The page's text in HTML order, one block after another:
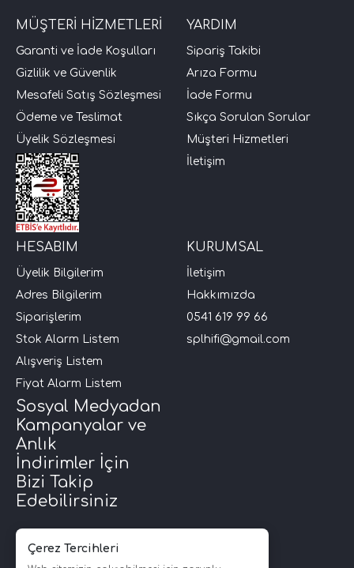
Modelleri
Setleri)
Arac Baslari)
Performans)
MÜŞTERİ HİZMETLERİ
Garanti ve İade Koşulları
Gizlilik ve Güvenlik
Mesafeli Satış Sözleşmesi
Ödeme ve Teslimat
Üyelik Sözleşmesi
YARDIM
Sipariş Takibi
Arıza Formu
İade Formu
Sıkça Sorulan Sorular
Müşteri Hizmetleri
İletişim
HESABIM
Üyelik Bilgilerim
Adres Bilgilerim
Siparişlerim
Stok Alarm Listem
Alışveriş Listem
Fiyat Alarm Listem
KURUMSAL
İletişim
Hakkımızda
0541 619 99 66
splhifi@gmail.com
Sosyal Medyadan
Kampanyalar ve
Anlık
İndirimler İçin
Bizi Takip
Edebilirsiniz
Çerez Tercihleri